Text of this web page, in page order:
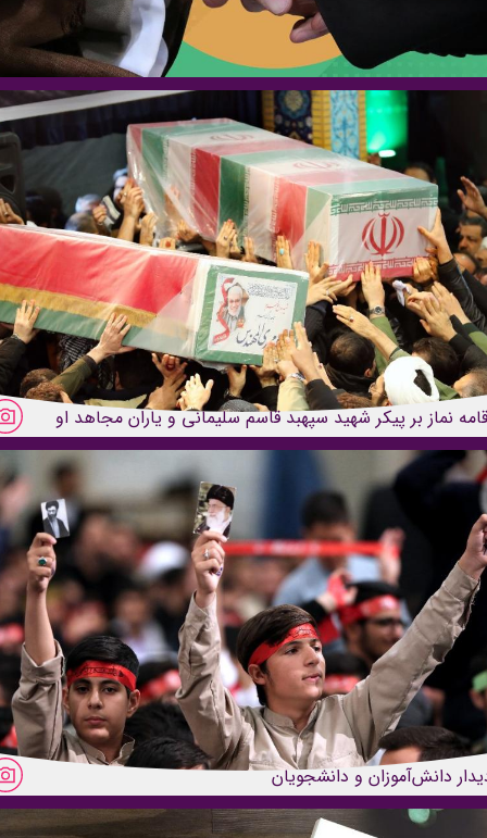
نماز بر پیکر شهید سپهبد قاسم سلیمانی و یاران مجاهد او
دانش‌آموزان و دانشجویان